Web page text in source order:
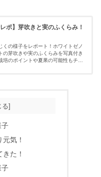
ポ】芽吹きと実のふくらみ！
くの様子をレポート！ホワイトゼノ
の芽吹きや実のふくらみを写真付き
培のポイントや夏果の可能性もチェ
子
気！
た！
子